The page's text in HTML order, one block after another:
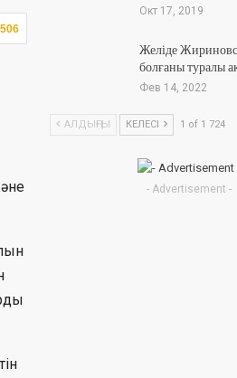
506
Окт 17, 2019
Желіде
болғаны туралы
Фев 14, 2022
АЛДЫҢҒЫ КЕЛЕСІ 1 of 1 724
- Advertisement -